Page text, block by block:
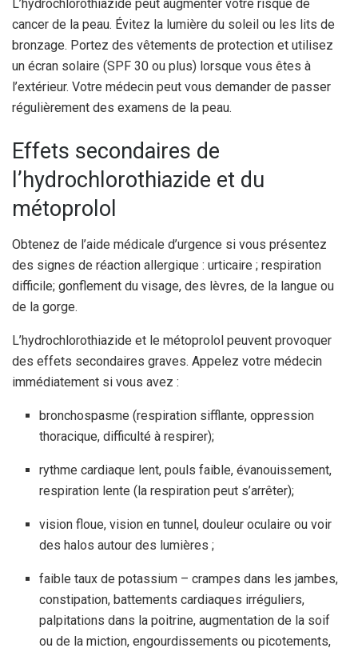
L’hydrochlorothiazide peut augmenter votre risque de
cancer de la peau. Évitez la lumière du soleil ou les lits de
bronzage. Portez des vêtements de protection et utilisez
un écran solaire (SPF 30 ou plus) lorsque vous êtes à
l’extérieur. Votre médecin peut vous demander de passer
régulièrement des examens de la peau.
Effets secondaires de
l’hydrochlorothiazide et du
métoprolol
Obtenez de l’aide médicale d’urgence si vous présentez
des signes de réaction allergique : urticaire ; respiration
difficile; gonflement du visage, des lèvres, de la langue ou
de la gorge.
L’hydrochlorothiazide et le métoprolol peuvent provoquer
des effets secondaires graves. Appelez votre médecin
immédiatement si vous avez :
bronchospasme (respiration sifflante, oppression
thoracique, difficulté à respirer);
rythme cardiaque lent, pouls faible, évanouissement,
respiration lente (la respiration peut s’arrêter);
vision floue, vision en tunnel, douleur oculaire ou voir
des halos autour des lumières ;
faible taux de potassium – crampes dans les jambes,
constipation, battements cardiaques irréguliers,
palpitations dans la poitrine, augmentation de la soif
ou de la miction, engourdissements ou picotements,